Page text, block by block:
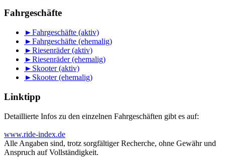
Fahrgeschäfte
►Fahrgeschäfte (aktiv)
►Fahrgeschäfte (ehemalig)
►Riesenräder (aktiv)
►Riesenräder (ehemalig)
► Skooter (aktiv)
► Skooter (ehemalig)
Linktipp
Detaillierte Infos zu den einzelnen Fahrgeschäften gibt es auf:
www.ride-index.de
Alle Angaben sind, trotz sorgfältiger Recherche, ohne Gewähr und
Anspruch auf Vollständigkeit.